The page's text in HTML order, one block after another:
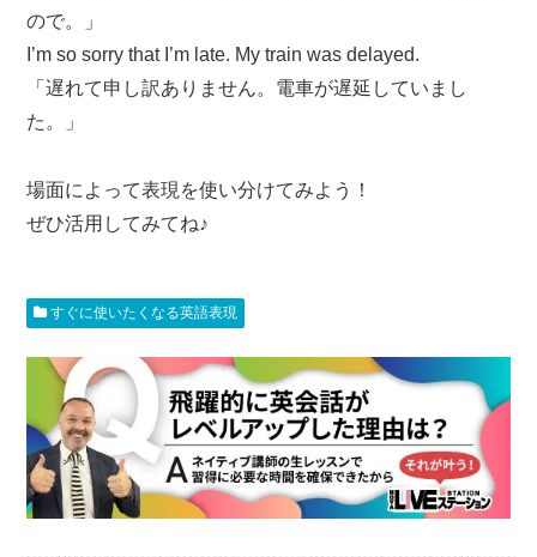
ので。」
I’m so sorry that I’m late. My train was delayed.
「遅れて申し訳ありません。電車が遅延していまし
た。」
場面によって表現を使い分けてみよう！
ぜひ活用してみてね♪
すぐに使いたくなる英語表現